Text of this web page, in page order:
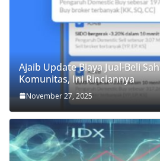
Ajaib Update Biaya Jual-Beli
Komunitas, Ini Rinciannya
November 27, 2025